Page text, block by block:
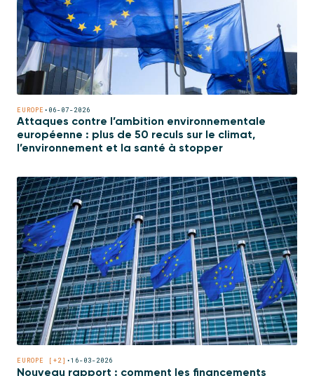
EUROPE • 06-07-2026
Attaques contre l’ambition environnementale
européenne : plus de 50 reculs sur le climat,
l’environnement et la santé à stopper
EUROPE [+2] •16-03-2026
Nouveau rapport : comment les financements